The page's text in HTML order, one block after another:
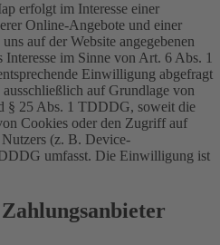
erfolgt im Interesse einer
Online-Angebote und einer
auf der Website angegebenen
im Sinne von Art. 6 Abs. 1
Einwilligung abgefragt
auf Grundlage von
§ 25 Abs. 1 TDDDG, soweit die
Cookies oder den Zugriff auf
(z. B. Device-
umfasst. Die Einwilligung ist